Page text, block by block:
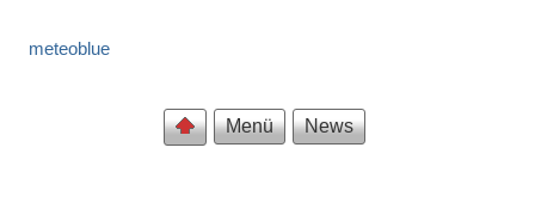
meteoblue
Menü News